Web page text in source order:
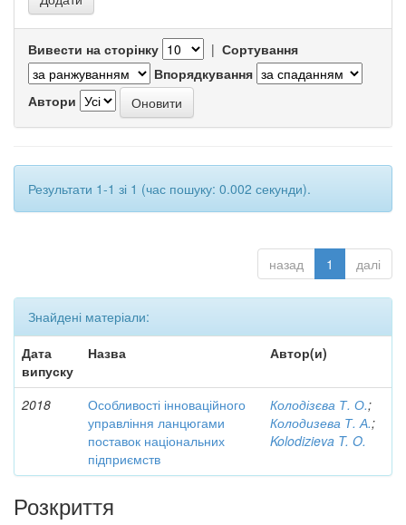
Вивести на сторінку | Сортування
Впорядкування
Автори
Результати 1-1 зі 1 (час пошуку: 0.002 секунди).
назад 1 далі
Знайдені матеріали:
Дата
випуску
Назва Автор(и)
2018
Особливості інноваційного
управління ланцюгами
поставок національних
підприємств
Колодізєва Т. О.;
Колодизева Т. А.;
Kolodizieva T. O.
Розкриття